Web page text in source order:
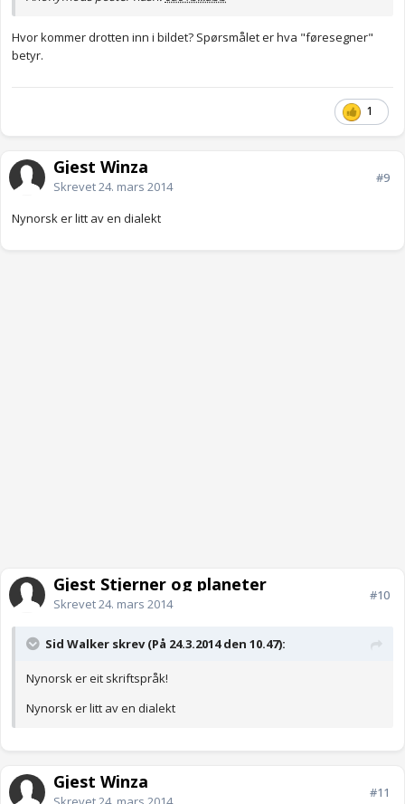
Hvor kommer drotten inn i bildet? Spørsmålet er hva "føresegner"
betyr.
1
Gjest Winza
Skrevet24. mars 2014
#9
Nynorsk er litt av en dialekt
Gjest Stjerner og planeter
Skrevet24. mars 2014
#10
Sid Walker skrev (På 24.3.2014 den 10.47):
Nynorsk er eit skriftspråk!
Nynorsk er litt av en dialekt
Gjest Winza #11